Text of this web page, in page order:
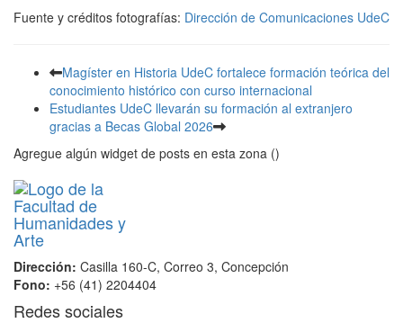
Fuente y créditos fotografías: Dirección de Comunicaciones UdeC
Magíster en Historia UdeC fortalece formación teórica del
conocimiento histórico con curso internacional
Estudiantes UdeC llevarán su formación al extranjero
gracias a Becas Global 2026
Agregue algún widget de posts en esta zona ()
Dirección: Casilla 160-C, Correo 3, Concepción
Fono: +56 (41) 2204404
Redes sociales